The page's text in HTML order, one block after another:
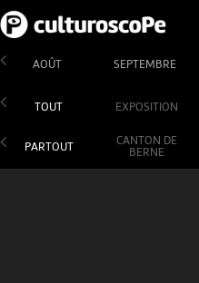
AOÛT SEPTEMBRE
TOUT EXPOSITION
PARTOUT
CANTON DE
BERNE